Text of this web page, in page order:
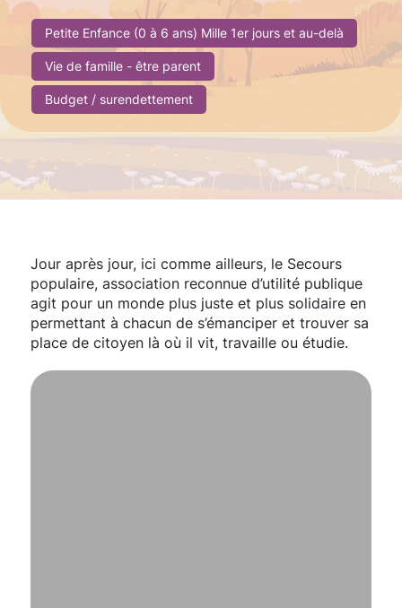
Petite Enfance (0 à 6 ans) Mille 1er jours et au-delà
Vie de famille - être parent
Budget / surendettement
Jour après jour, ici comme ailleurs, le Secours
populaire, association reconnue d’utilité publique
agit pour un monde plus juste et plus solidaire en
permettant à chacun de s’émanciper et trouver sa
place de citoyen là où il vit, travaille ou étudie.